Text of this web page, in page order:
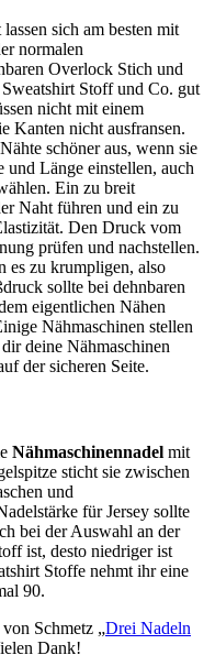
sich am besten mit
normalen
Overlock Stich und
Stoff und Co. gut
nicht mit einem
Kanten nicht ausfransen.
schöner aus, wenn sie
Länge einstellen, auch
Ein zu breit
Naht führen und ein zu
Den Druck vom
prüfen und nachstellen.
es zu krumpligen, also
sollte bei dehnbaren
eigentlichen Nähen
Nähmaschinen stellen
deine Nähmaschinen
der sicheren Seite.
Nähmaschinennadel mit
sticht sie zwischen
und
für Jersey sollte
bei der Auswahl an der
ist, desto niedriger ist
Stoffe nehmt ihr eine
90.
Schmetz „Drei Nadeln
Dank!